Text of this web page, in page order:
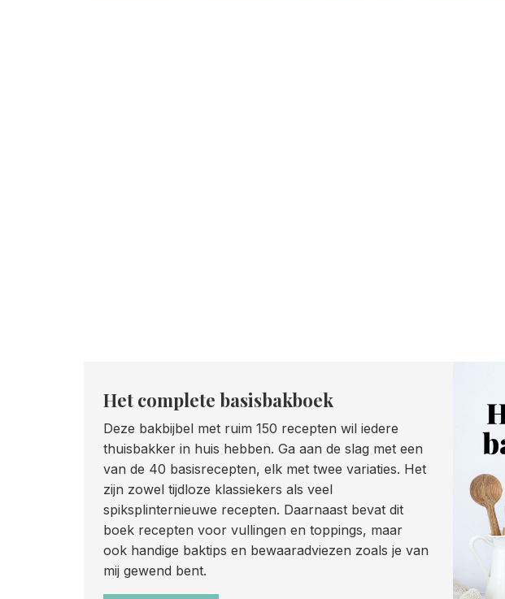
Het complete basisbakboek
Deze bakbijbel met ruim 150 recepten wil iedere
thuisbakker in huis hebben. Ga aan de slag met een
van de 40 basisrecepten, elk met twee variaties. Het
zijn zowel tijdloze klassiekers als veel
spiksplinternieuwe recepten. Daarnaast bevat dit
boek recepten voor vullingen en toppings, maar
ook handige baktips en bewaaradviezen zoals je van
mij gewend bent.